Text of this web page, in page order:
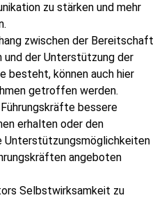
zu stärken und mehr
zwischen der Bereitschaft
und der Unterstützung der
besteht, können auch hier
getroffen werden.
bessere
erhalten oder den
Unterstützungsmöglichkeiten
angeboten
Selbstwirksamkeit zu